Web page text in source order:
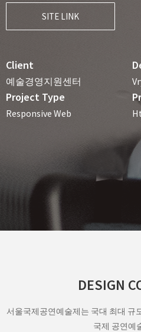
SITE LINK
Client
예술경영지원센터
Project Type
Responsive Web
DESIGN
서울국제공연예술제는 국대 최대 규
국제 공연예